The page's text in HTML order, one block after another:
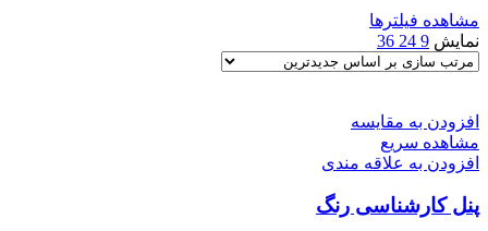
مشاهده فیلترها
نمایش 9
24
36
افزودن به مقایسه
مشاهده سریع
افزودن به علاقه مندی
پنل کارشناسی رنگ